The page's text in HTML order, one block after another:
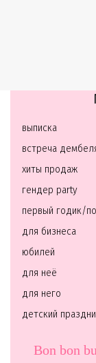
выписка
встреча
хиты продаж
гендер party
первый годик/
для бизнеса
юбилей
для неё
для него
детский
Bon bon